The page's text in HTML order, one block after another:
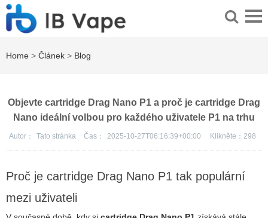
Home > Článek > Blog
Objevte cartridge Drag Nano P1 a proč je cartridge Drag
Nano ideální volbou pro každého uživatele P1 na trhu
Autor： Tato stránka Čas： 2025-10-27T06:16:39+00:00 Klikněte： 298
Proč je cartridge Drag Nano P1 tak populární
mezi uživateli